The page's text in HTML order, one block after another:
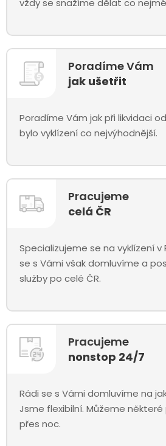
vždy se snažíme dělat co
Poradíme Vám
jak ušetřit
Poradíme Vám jak při likvidaci
bylo vyklízení co nejvýhodnější.
Pracujeme
celá ČR
Specializujeme se na vyklízení v
se s Vámi však domluvíme a
služby po celé ČR.
Pracujeme
nonstop 24/7
Rádi se s Vámi domluvíme na
Jsme flexibilní. Můžeme
přes noc.